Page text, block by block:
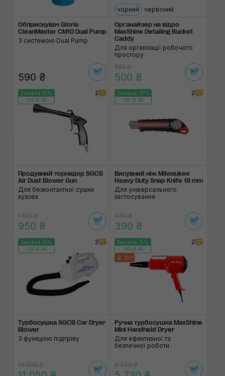
Обприскувач Gloria
CleanMaster CM10 Dual Pump
З системою Dual Pump
590 ₴
чорний червоний
Органайзер на відро
MaxShine Detailing Bucket
Caddy
Для організації робочого
простору
585 ₴
500 ₴
Знижка 15%
133:21:46
2
Продувний торнадор SGCB
Air Dust Blower Gun
Для безконтактної сушки
кузова
1 120 ₴
950 ₴
Знижка 10%
133:21:46
2
Висувний ніж Milwaukee
Heavy Duty Snap Knife 18 mm
Для універсального
застосування
430 ₴
390 ₴
Знижка 15%
133:21:46
2
Турбосушка SGCB Car Dryer
Blower
З функцією підігріву
13 005 ₴
Знижка 15%
133:21:46
Хіт!
2
Ручна турбосушка MaxShine
Mini Handheld Dryer
Для ефективної та
безпечної роботи
6 730 ₴